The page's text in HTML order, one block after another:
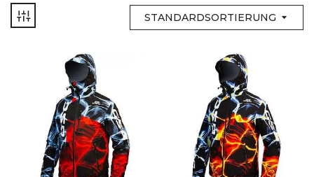
STANDARDSORTIERUNG